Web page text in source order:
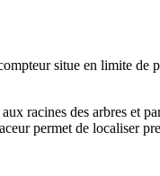
situe en limite
racines des arbres et
permet de localiser